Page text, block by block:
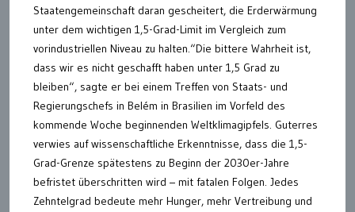
Staatengemeinschaft daran gescheitert, die Erderwärmung
unter dem wichtigen 1,5-Grad-Limit im Vergleich zum
vorindustriellen Niveau zu halten.“Die bittere Wahrheit ist,
dass wir es nicht geschafft haben unter 1,5 Grad zu
bleiben“, sagte er bei einem Treffen von Staats- und
Regierungschefs in Belém in Brasilien im Vorfeld des
kommende Woche beginnenden Weltklimagipfels. Guterres
verwies auf wissenschaftliche Erkenntnisse, dass die 1,5-
Grad-Grenze spätestens zu Beginn der 2030er-Jahre
befristet überschritten wird – mit fatalen Folgen. Jedes
Zehntelgrad bedeute mehr Hunger, mehr Vertreibung und